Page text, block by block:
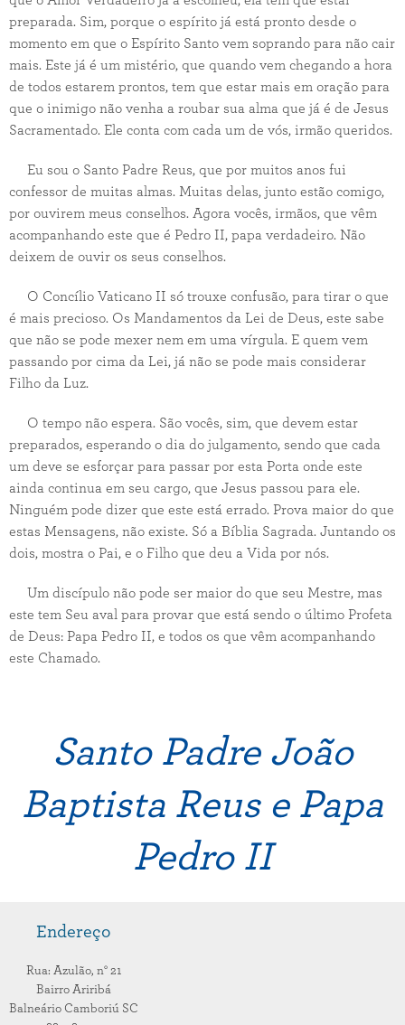
preparada. Sim, porque o espírito já está pronto desde o
momento em que o Espírito Santo vem soprando para não cair
mais. Este já é um mistério, que quando vem chegando a hora
de todos estarem prontos, tem que estar mais em oração para
que o inimigo não venha a roubar sua alma que já é de Jesus
Sacramentado. Ele conta com cada um de vós, irmão queridos.
Eu sou o Santo Padre Reus, que por muitos anos fui
confessor de muitas almas. Muitas delas, junto estão comigo,
por ouvirem meus conselhos. Agora vocês, irmãos, que vêm
acompanhando este que é Pedro II, papa verdadeiro. Não
deixem de ouvir os seus conselhos.
O Concílio Vaticano II só trouxe confusão, para tirar o que
é mais precioso. Os Mandamentos da Lei de Deus, este sabe
que não se pode mexer nem em uma vírgula. E quem vem
passando por cima da Lei, já não se pode mais considerar
Filho da Luz.
O tempo não espera. São vocês, sim, que devem estar
preparados, esperando o dia do julgamento, sendo que cada
um deve se esforçar para passar por esta Porta onde este
ainda continua em seu cargo, que Jesus passou para ele.
Ninguém pode dizer que este está errado. Prova maior do que
estas Mensagens, não existe. Só a Bíblia Sagrada. Juntando os
dois, mostra o Pai, e o Filho que deu a Vida por nós.
Um discípulo não pode ser maior do que seu Mestre, mas
este tem Seu aval para provar que está sendo o último Profeta
de Deus: Papa Pedro II, e todos os que vêm acompanhando
este Chamado.
Santo Padre João
Baptista Reus e Papa
Pedro II
Endereço
Rua: Azulão, n° 21
Bairro Ariribá
Balneário Camboriú SC